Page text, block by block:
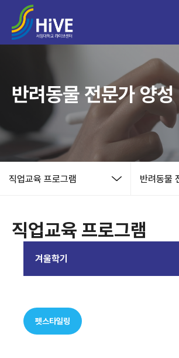
반려동물 전문가 양성
직업교육 프로그램 반려동물
직업교육 프로그램
겨울학기
펫스타일링